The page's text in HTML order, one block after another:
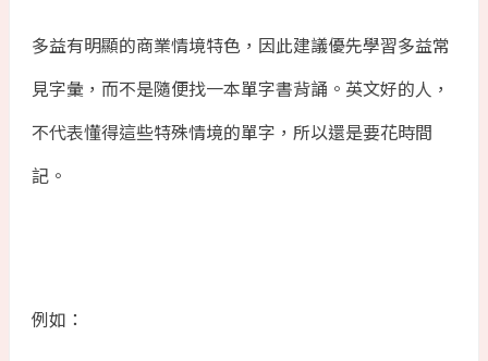
多益有明顯的商業情境特色，因此建議優先學習多益常
見字彙，而不是隨便找一本單字書背誦。英文好的人，
不代表懂得這些特殊情境的單字，所以還是要花時間
記。
例如：